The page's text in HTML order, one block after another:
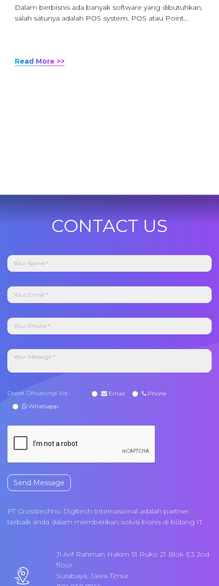
Dalam berbisnis ada banyak software yang dibutuhkan,
salah satunya adalah POS system. POS atau Point…
Read More >>
CONTACT US
Dapat Dihubungi Via : Email
Phone
Whatsapp
Send Message
PT Crosstechno Digitech Internasional adalah partner
terbaik anda dalam memberikan solusi bisnis di bidang IT.
Jl Arif Rahman Hakim 51 Ruko 21 Blok E3 2nd
floor
Surabaya, Jawa Timur